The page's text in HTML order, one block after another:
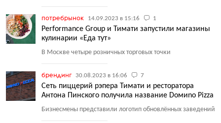
потребрынок 14.09.2023 в 15:16 1
Performance Group и Тимати запустили магазины
кулинарии «Еда тут»
В Москве четыре розничных торговых точки
брендинг 30.08.2023 в 16:06 7
Сеть пиццерий рэпера Тимати и ресторатора
Антона Пинского получила название Dомиno Pizza
Бизнесмены представили логотип обновлённых заведений